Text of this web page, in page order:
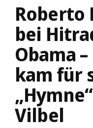
Roberto
bei
Obama
kam für
Vilbel